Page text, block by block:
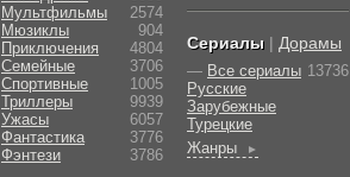
Мультфильмы
2574
Мюзиклы
904
Приключения
4804
Семейные
3706
Cпортивные
1005
Триллеры
9939
Ужасы
6057
Фантастика
3776
Фэнтези
3786
Сериалы | Дорамы
— Все сериалы 13736
Русские
Зарубежные
Турецкие
Жанры
►